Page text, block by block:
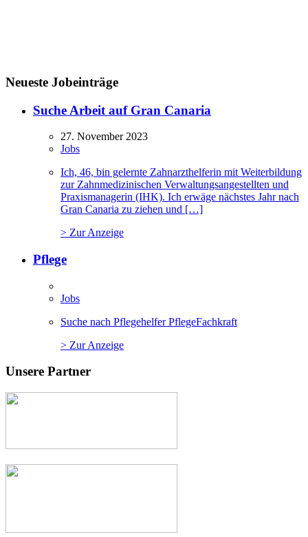
Neueste Jobeinträge
Suche Arbeit auf Gran Canaria
27. November 2023
Jobs
Ich, 46, bin gelernte Zahnarzthelferin mit Weiterbildung
zur Zahnmedizinischen Verwaltungsangestellten und
Praxismanagerin (IHK). Ich erwäge nächstes Jahr nach
Gran Canaria zu ziehen und […]
> Zur Anzeige
Pflege
Jobs
Suche nach Pflegehelfer PflegeFachkraft
> Zur Anzeige
Unsere Partner